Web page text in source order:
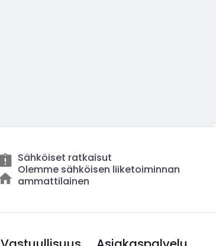
Sähköiset ratkaisut
Olemme sähköisen liiketoiminnan
ammattilainen